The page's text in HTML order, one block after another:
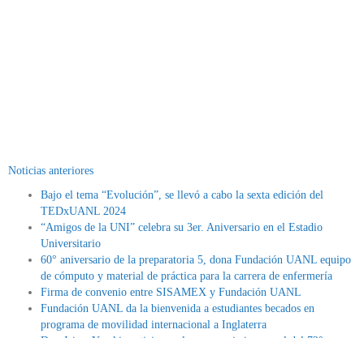
Noticias anteriores
Bajo el tema “Evolución”, se llevó a cabo la sexta edición del
TEDxUANL 2024
“Amigos de la UNI” celebra su 3er. Aniversario en el Estadio
Universitario
60° aniversario de la preparatoria 5, dona Fundación UANL equipo
de cómputo y material de práctica para la carrera de enfermería
Firma de convenio entre SISAMEX y Fundación UANL
Fundación UANL da la bienvenida a estudiantes becados en
programa de movilidad internacional a Inglaterra